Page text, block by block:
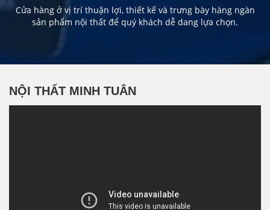
Cửa hàng ở vị trí thuận lợi, thiết kế và trưng bày hàng ngàn
sản phẩm nội thất để quý khách dễ dang lựa chọn.
NỘI THẤT MINH TUÂN